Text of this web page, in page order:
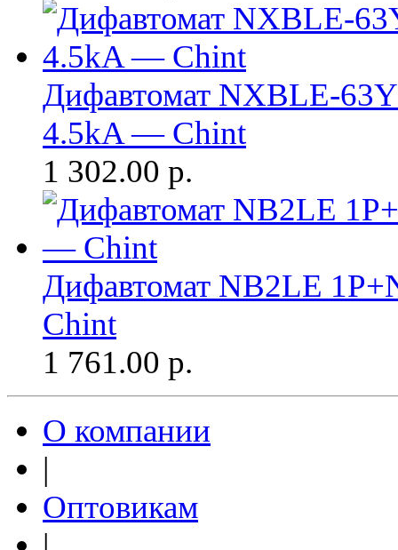
Дифавтомат NXBLE-
4.5kA — Chint
1 302.00 р.
Дифавтомат NB2LE
Chint
1 761.00 р.
О компании
|
Оптовикам